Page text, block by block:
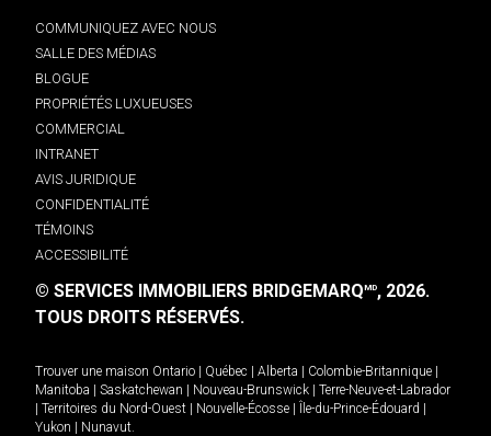
COMMUNIQUEZ AVEC NOUS
SALLE DES MÉDIAS
BLOGUE
PROPRIÉTÉS LUXUEUSES
COMMERCIAL
INTRANET
AVIS JURIDIQUE
CONFIDENTIALITÉ
TÉMOINS
ACCESSIBILITÉ
© SERVICES IMMOBILIERS BRIDGEMARQMD, 2026.
TOUS DROITS RÉSERVÉS.
Trouver une maison Ontario Québec Alberta Colombie-Britannique
Manitoba
Saskatchewan Nouveau-Brunswick
Terre-Neuve-et-Labrador
Territoires du Nord-Ouest Nouvelle-Écosse Île-du-Prince-Édouard
Yukon
Nunavut.